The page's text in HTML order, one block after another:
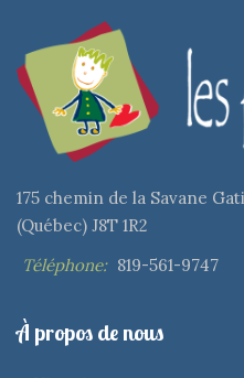
175 chemin de la Savane
(Québec) J8T 1R2
Téléphone: 819-561-9747
À propos de nous